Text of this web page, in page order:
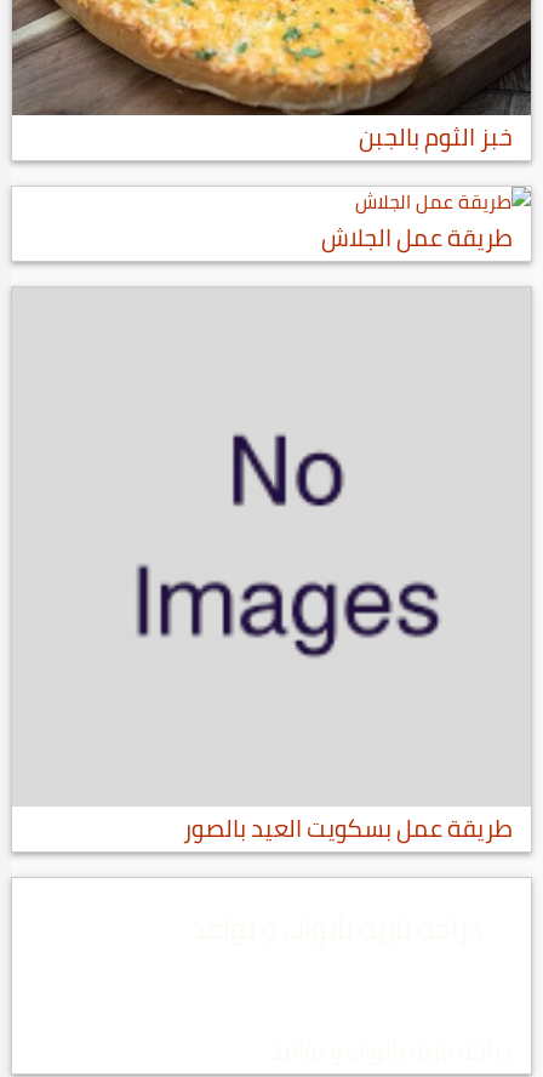
خبز الثوم بالجبن
طريقة عمل الجلاش
طريقة عمل بسكويت العيد بالصور